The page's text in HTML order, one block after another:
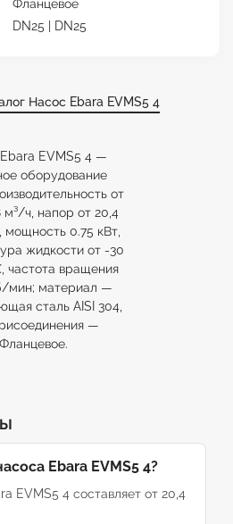
Фланцевое
DN25 | DN25
Насос Ebara EVMS5 4
EVMS5 4 —
оборудование
от
м³/ч, напор от 20,4
мощность 0.75 кВт,
жидкости от -30
частота вращения
мин; материал —
сталь AISI 304,
—
Фланцевое.
Ebara EVMS5 4?
EVMS5 4 составляет от 20,4